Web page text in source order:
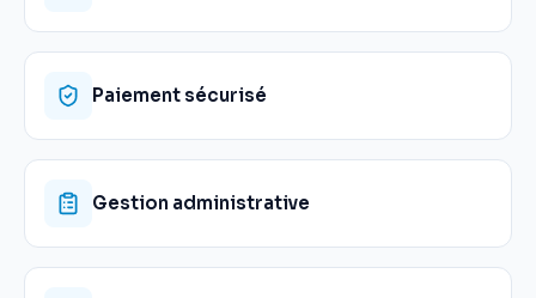
Paiement sécurisé
Gestion administrative